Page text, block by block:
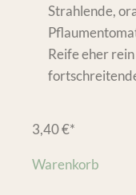
Strahlende,
Reife eher
3,40€*
Warenkorb